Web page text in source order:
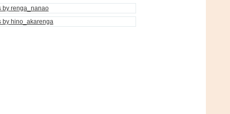
by renga_nanao
by hino_akarenga